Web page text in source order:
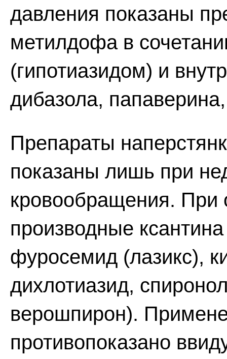
давления показаны
метилдофа в
(гипотиазидом) и
дибазола,
Препараты
показаны лишь при
кровообращения. При
производные
фуросемид (лазикс),
дихлотиазид,
верошпирон).
противопоказано